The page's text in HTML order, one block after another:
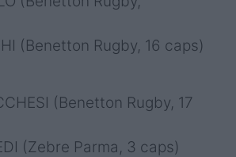
(Benetton Rugby, 16 caps)
(Benetton Rugby, 17
(Zebre Parma, 3 caps)